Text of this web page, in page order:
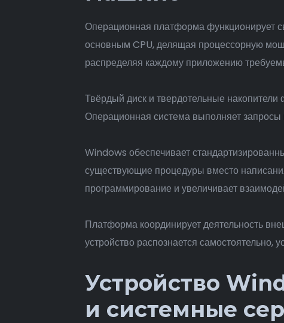
Операционная платформа функционирует
основным CPU, делящая процессорную
распределяя каждому приложению
Твёрдый диск и твердотельные
Операционная система выполняет
Windows обеспечивает
существующие процедуры вместо
программирование и увеличивает
Платформа координирует деятельность
устройство распознается
Устройство
и системные